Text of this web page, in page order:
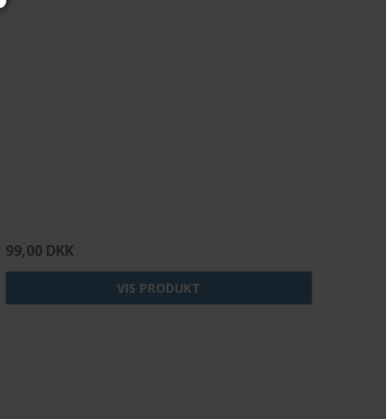
99,00 DKK
VIS PRODUKT